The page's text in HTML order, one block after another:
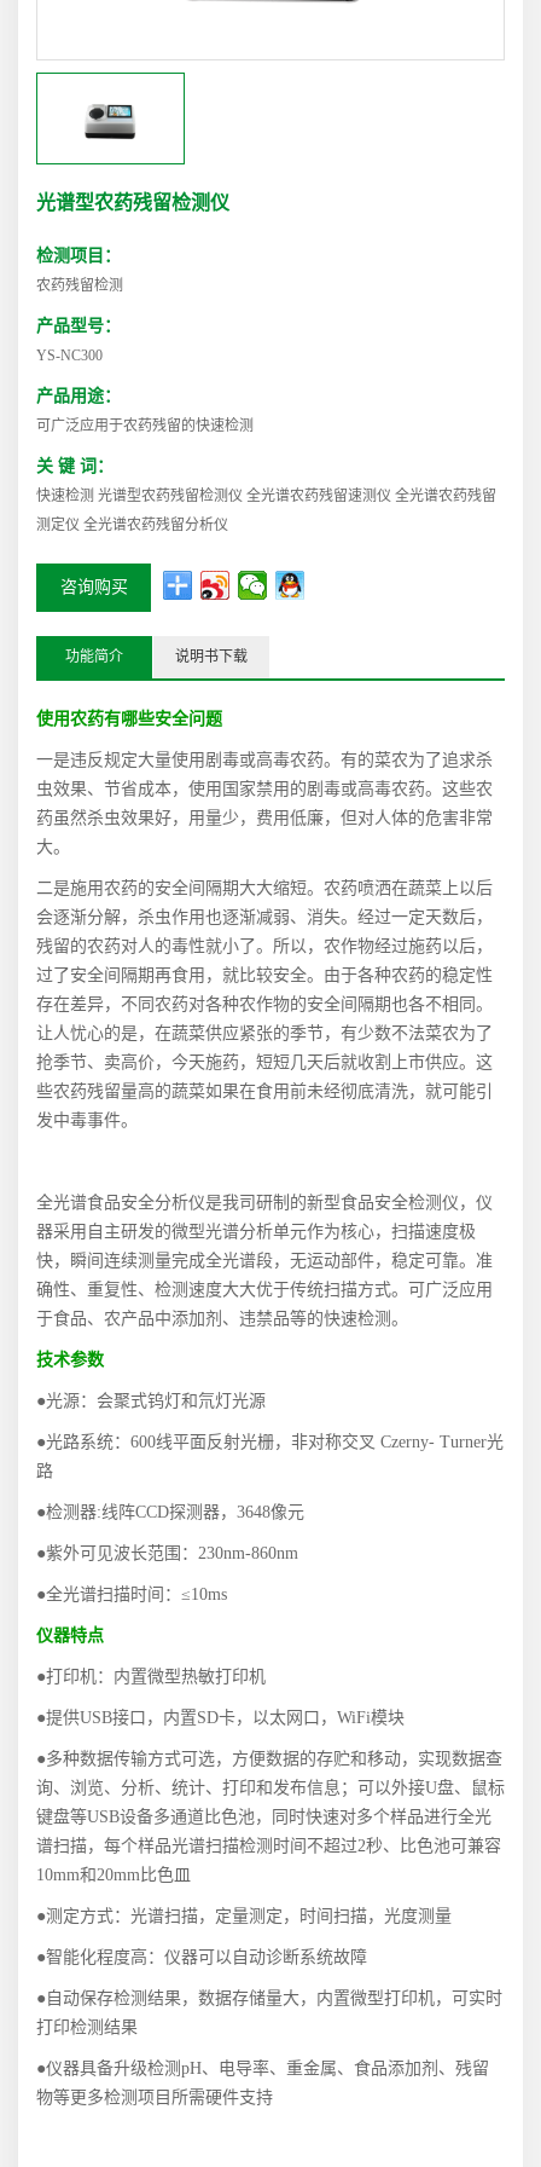
光谱型农药残留检测仪
检测项目：
农药残留检测
产品型号：
YS-NC300
产品用途：
可广泛应用于农药残留的快速检测
关 键 词：
快速检测 光谱型农药残留检测仪 全光谱农药残留速测仪 全光谱农药残留
测定仪 全光谱农药残留分析仪
咨询购买
功能简介 说明书下载
使用农药有哪些安全问题
一是违反规定大量使用剧毒或高毒农药。有的菜农为了追求杀
虫效果、节省成本，使用国家禁用的剧毒或高毒农药。这些农
药虽然杀虫效果好，用量少，费用低廉，但对人体的危害非常
大。
二是施用农药的安全间隔期大大缩短。农药喷洒在蔬菜上以后
会逐渐分解，杀虫作用也逐渐减弱、消失。经过一定天数后，
残留的农药对人的毒性就小了。所以，农作物经过施药以后，
过了安全间隔期再食用，就比较安全。由于各种农药的稳定性
存在差异，不同农药对各种农作物的安全间隔期也各不相同。
让人忧心的是，在蔬菜供应紧张的季节，有少数不法菜农为了
抢季节、卖高价，今天施药，短短几天后就收割上市供应。这
些农药残留量高的蔬菜如果在食用前未经彻底清洗，就可能引
发中毒事件。
全光谱食品安全分析仪是我司研制的新型食品安全检测仪，仪
器采用自主研发的微型光谱分析单元作为核心，扫描速度极
快，瞬间连续测量完成全光谱段，无运动部件，稳定可靠。准
确性、重复性、检测速度大大优于传统扫描方式。可广泛应用
于食品、农产品中添加剂、违禁品等的快速检测。
技术参数
●光源：会聚式钨灯和氘灯光源
●光路系统： 600线平面反射光栅，非对称交叉 Czerny- Turner光
路
●检测器:线阵CCD探测器， 3648像元
●紫外可见波长范围： 230nm-860nm
●全光谱扫描时间：≤10ms
仪器特点
●打印机：内置微型热敏打印机
●提供USB接口，内置SD卡，以太网口， WiFi模块
●多种数据传输方式可选，方便数据的存贮和移动，实现数据查
询、浏览、 分析、统计、打印和发布信息；可以外接U盘、鼠标
键盘等USB设备多通道比色池，同时快速对多个样品进行全光
谱扫描，每个样品光谱扫描检测时间不超过2秒、比色池可兼容
10mm和20mm 比色皿
●测定方式：光谱扫描，定量测定，时间扫描，光度测量
●智能化程度高：仪器可以自动诊断系统故障
●自动保存检测结果，数据存储量大，内置微型打印机，可实时
打印检测 结果
●仪器具备升级检测 pH、电导率、重金属、食品添加剂、残留
物等更多检测项目所需硬件支持